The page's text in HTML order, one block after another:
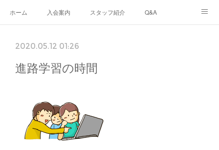
ホーム 入会案内 スタッフ紹介 Q&A
2020.05.12 01:26
進路学習の時間